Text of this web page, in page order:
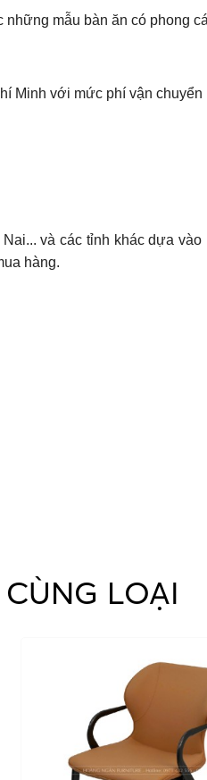
mẫu bàn ăn có phong
Minh với mức phí vận chuyển
và các tỉnh khác dựa
hàng.
LOẠI